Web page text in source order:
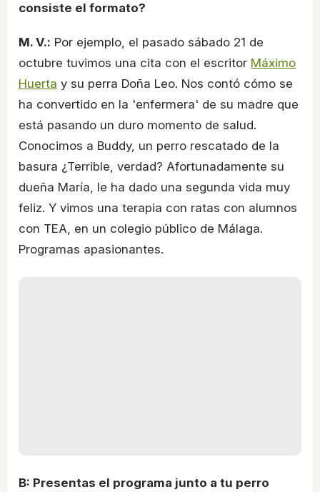
consiste el formato?
M. V.: Por ejemplo, el pasado sábado 21 de
octubre tuvimos una cita con el escritor Máximo
Huerta y su perra Doña Leo. Nos contó cómo se
ha convertido en la 'enfermera' de su madre que
está pasando un duro momento de salud.
Conocimos a Buddy, un perro rescatado de la
basura ¿Terrible, verdad? Afortunadamente su
dueña María, le ha dado una segunda vida muy
feliz. Y vimos una terapia con ratas con alumnos
con TEA, en un colegio público de Málaga.
Programas apasionantes.
B: Presentas el programa junto a tu perro